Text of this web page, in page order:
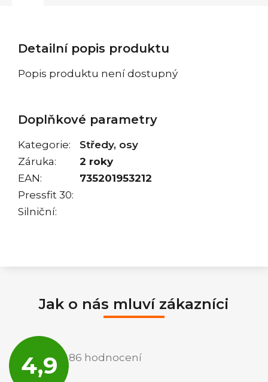
Detailní popis produktu
Popis produktu není dostupný
Doplňkové parametry
Kategorie:
Středy, osy
Záruka:
2 roky
EAN:
735201953212
Pressfit 30:
Silniční:
Jak o nás mluví zákazníci
4,9
obchodu
je
86 hodnocení